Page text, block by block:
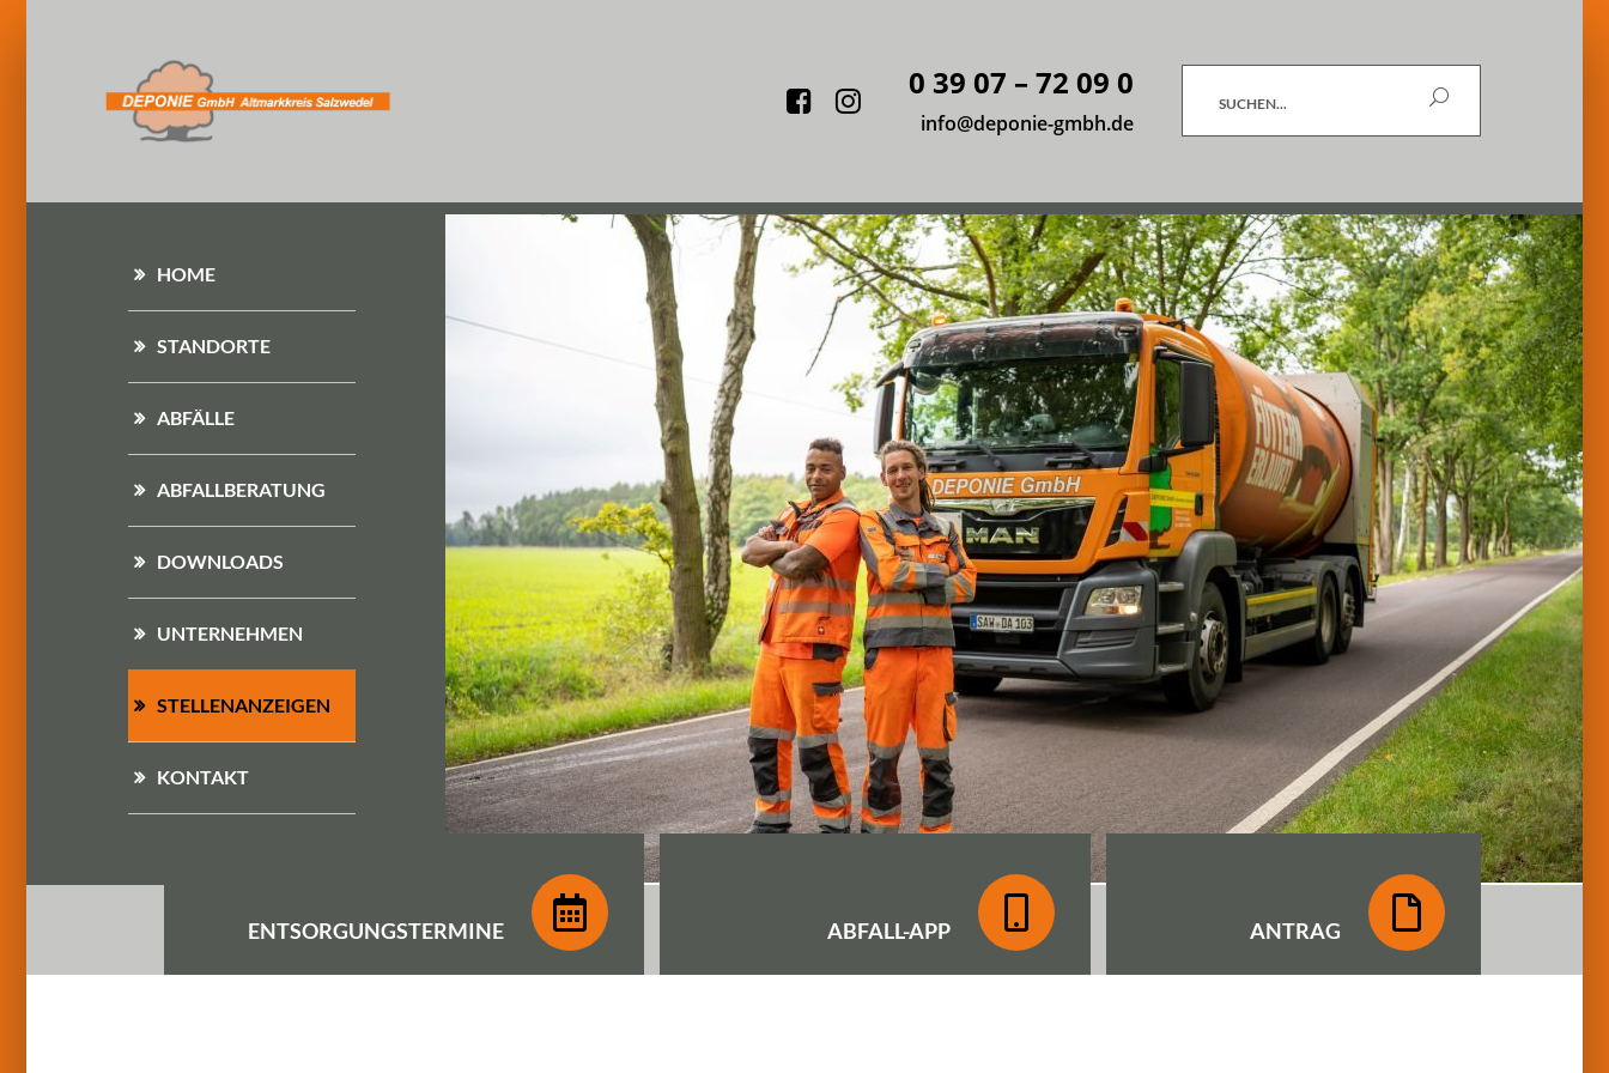
Facebook
Instagram
0 39 07 – 72 09 0
info@deponie-gmbh.de
Suchen
HOME
STANDORTE
ABFÄLLE
ABFALLBERATUNG
DOWNLOADS
UNTERNEHMEN
STELLENANZEIGEN
KONTAKT
ENTSORGUNGSTERMINE ABFALL-APP ANTRAG